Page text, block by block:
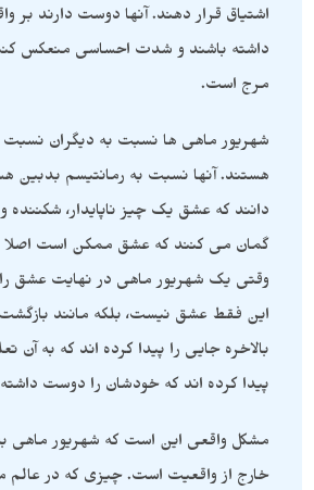
اشتیاق قرار دهند. آنها دوست دارند بر
داشته باشند و شدت احساسی منعکس
مرج است.
شهریور ماهی ها نسبت به دیگران
هستند. آنها نسبت به رمانتیسم بدبین
دانند که عشق یک چیز ناپایدار، شکننده
گمان می کنند که عشق ممکن است اصلا
وقتی یک شهریور ماهی در نهایت عشق
این فقط عشق نیست، بلکه مانند بازگشت
بالاخره جایی را پیدا کرده اند که به آن
پیدا کرده اند که خودشان را دوست
مشکل واقعی این است که شهریور ماهی
خارج از واقعیت است. چیزی که در عالم